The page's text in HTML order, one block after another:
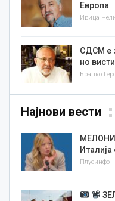
Европа
Ивица
СДСМ е
но
Бранко
Најнови вести
Плусинфо